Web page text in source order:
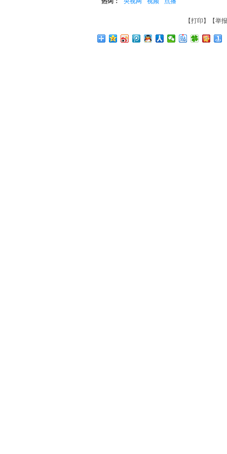
【打印 】【举